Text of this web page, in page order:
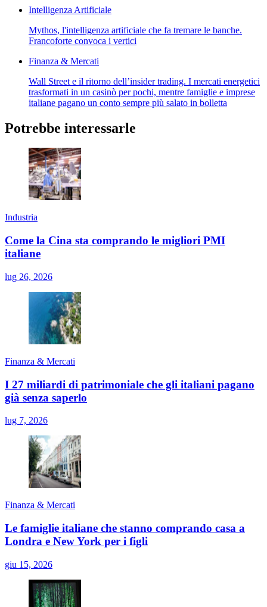
Intelligenza Artificiale
Mythos, l'intelligenza artificiale che fa tremare le banche.
Francoforte convoca i vertici
Finanza & Mercati
Wall Street e il ritorno dell’insider trading. I mercati energetici
trasformati in un casinò per pochi, mentre famiglie e imprese
italiane pagano un conto sempre più salato in bolletta
Potrebbe interessarle
Industria
Come la Cina sta comprando le migliori PMI
italiane
lug 26, 2026
Finanza & Mercati
I 27 miliardi di patrimoniale che gli italiani pagano
già senza saperlo
lug 7, 2026
Finanza & Mercati
Le famiglie italiane che stanno comprando casa a
Londra e New York per i figli
giu 15, 2026